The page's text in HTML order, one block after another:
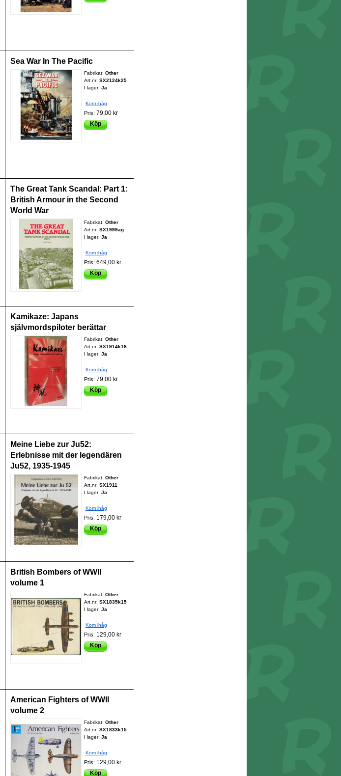
Sea War In The Pacific
Fabrikat: Other
Art.nr: SX2124k25
I lager: Ja
Kom ihåg
Pris: 79,00 kr
Köp
The Great Tank Scandal: Part 1:
British Armour in the Second
World War
Fabrikat: Other
Art.nr: SX1999ag
I lager: Ja
Kom ihåg
Pris: 649,00 kr
Köp
Kamikaze: Japans
självmordspiloter berättar
Fabrikat: Other
Art.nr: SX1914k18
I lager: Ja
Kom ihåg
Pris: 79,00 kr
Köp
Meine Liebe zur Ju52:
Erlebnisse mit der legendären
Ju52, 1935-1945
Fabrikat: Other
Art.nr: SX1911
I lager: Ja
Kom ihåg
Pris: 179,00 kr
Köp
British Bombers of WWII
volume 1
Fabrikat: Other
Art.nr: SX1835k15
I lager: Ja
Kom ihåg
Pris: 129,00 kr
Köp
American Fighters of WWII
volume 2
Fabrikat: Other
Art.nr: SX1833k15
I lager: Ja
Kom ihåg
Pris: 129,00 kr
Köp